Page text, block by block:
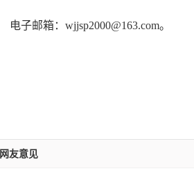
电子邮箱：wjjsp2000@163.com。
网友意见